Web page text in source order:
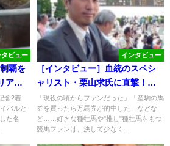
タビュー
覇を
アシ
念2着
バルと
た名
インタビュー
［インタビュー］血統のスペシ
ャリスト・栗山求氏に直撃！
好きな種牡馬や理想の種牡馬、
輸入して欲しい海外種牡馬と
は？
「現役の頃からファンだった」「産駒の馬
券を買ったら万馬券が的中した」などな
ど……好きな種牡馬や"推し"種牡馬をもつ
競馬ファンは、決して少なく...